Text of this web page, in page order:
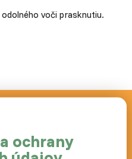
voči prasknutiu.
ochrany